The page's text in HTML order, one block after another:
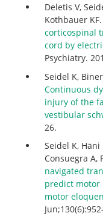
Deletis V,
Kothbauer KF.
corticospinal
cord by
Psychiatry.
Seidel K,
Continuous
injury of the
vestibular
26.
Seidel K, Häni
Consuegra A,
navigated
predict motor
motor